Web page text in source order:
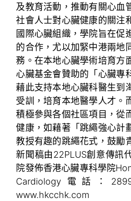
及教育活動，推動有關心血
社會人士對心臟健康的關注
國際心臟組織，學院旨在促
的合作，尤以加緊中港兩地
務。在本地心臟學術培育方
心臟基金會贊助的「心臟專
藉此支持本地心臟科醫生到
受訓，培育本地醫學人才。
積極參與各個社區項目，從
健康，如藉著「跳繩強心計
教授有趣的跳繩花式，鼓勵
新聞稿由22PLUS創意傳訊
院發佈香港心臟專科學院
Cardiology電話：
www.hkcchk.com